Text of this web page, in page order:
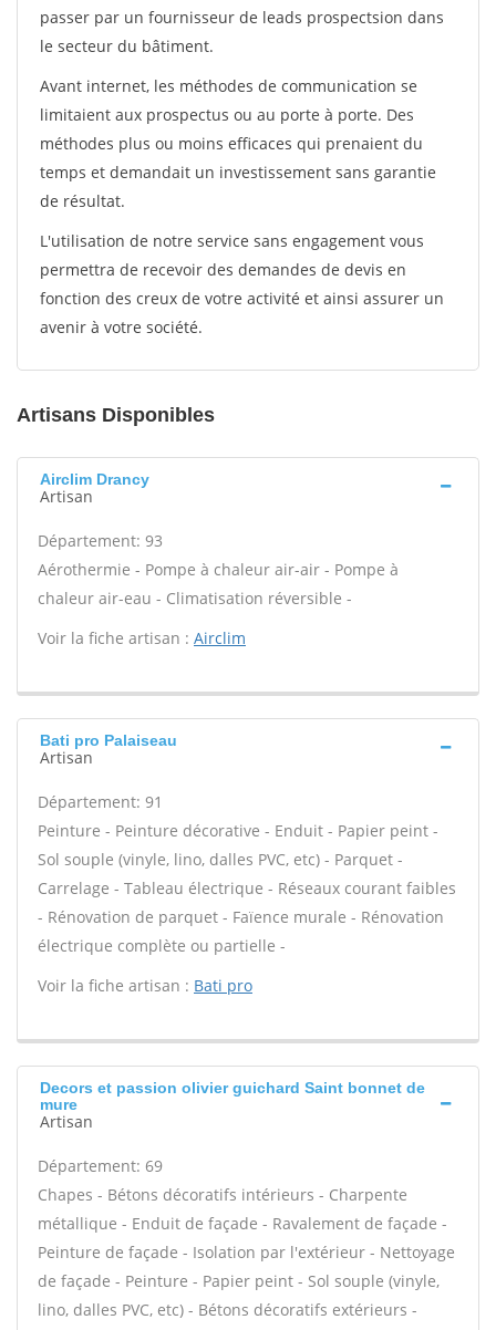
passer par un fournisseur de leads prospectsion dans
le secteur du bâtiment.
Avant internet, les méthodes de communication se
limitaient aux prospectus ou au porte à porte. Des
méthodes plus ou moins efficaces qui prenaient du
temps et demandait un investissement sans garantie
de résultat.
L'utilisation de notre service sans engagement vous
permettra de recevoir des demandes de devis en
fonction des creux de votre activité et ainsi assurer un
avenir à votre société.
Artisans Disponibles
Airclim Drancy
Artisan
Département: 93
Aérothermie - Pompe à chaleur air-air - Pompe à
chaleur air-eau - Climatisation réversible -
Voir la fiche artisan : Airclim
Bati pro Palaiseau
Artisan
Département: 91
Peinture - Peinture décorative - Enduit - Papier peint -
Sol souple (vinyle, lino, dalles PVC, etc) - Parquet -
Carrelage - Tableau électrique - Réseaux courant faibles
- Rénovation de parquet - Faïence murale - Rénovation
électrique complète ou partielle -
Voir la fiche artisan : Bati pro
Decors et passion olivier guichard Saint bonnet de
mure
Artisan
Département: 69
Chapes - Bétons décoratifs intérieurs - Charpente
métallique - Enduit de façade - Ravalement de façade -
Peinture de façade - Isolation par l'extérieur - Nettoyage
de façade - Peinture - Papier peint - Sol souple (vinyle,
lino, dalles PVC, etc) - Bétons décoratifs extérieurs -